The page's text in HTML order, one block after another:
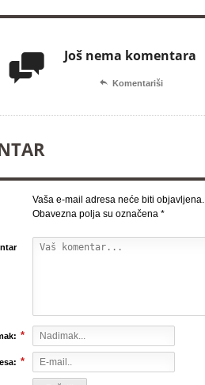
 Još nema komentara
 Komentariši
Vaša e-mail adresa neće biti objavljena.
Obavezna polja su označena *
*
*